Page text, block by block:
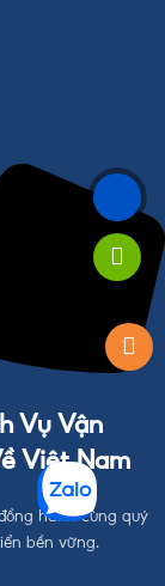
Vụ Vận
Việt Nam
hành cùng quý
bền vững.